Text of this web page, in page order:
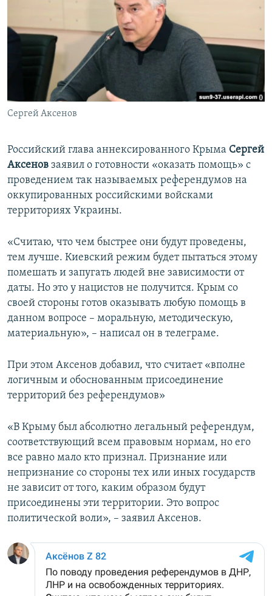
КРЫМ.НЕПОКОРЕННЫЙ
УКРАИНСКАЯ ПРОБЛЕМА КРЫМА
Все сайты RFE/RL
Сергей Аксенов
Российский глава аннексированного Крыма Сергей
Аксенов заявил о готовности «оказать помощь» с
проведением так называемых референдумов на
оккупированных российскими войсками
территориях Украины.
«Считаю, что чем быстрее они будут проведены,
тем лучше. Киевский режим будет пытаться этому
помешать и запугать людей вне зависимости от
даты. Но это у нацистов не получится. Крым со
своей стороны готов оказывать любую помощь в
данном вопросе – моральную, методическую,
материальную», – написал он в телеграме.
При этом Аксенов добавил, что считает «вполне
логичным и обоснованным присоединение
территорий без референдумов»
«В Крыму был абсолютно легальный референдум,
соответствующий всем правовым нормам, но его
все равно мало кто признал. Признание или
непризнание со стороны тех или иных государств
не зависит от того, каким образом будут
присоединены эти территории. Это вопрос
политической воли», – заявил Аксенов.